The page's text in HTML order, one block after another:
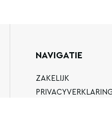
NAVIGATIE
ZAKELIJK